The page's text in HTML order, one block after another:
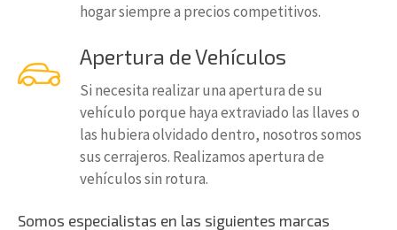
hogar siempre a precios competitivos.
Apertura de Vehículos
Si necesita realizar una apertura de su
vehículo porque haya extraviado las llaves o
las hubiera olvidado dentro, nosotros somos
sus cerrajeros. Realizamos apertura de
vehículos sin rotura.
Somos especialistas en las siguientes marcas